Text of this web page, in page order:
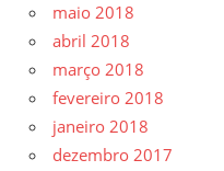
maio 2018
abril 2018
março 2018
fevereiro 2018
janeiro 2018
dezembro 2017